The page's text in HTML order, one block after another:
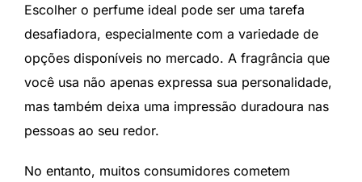
Escolher o perfume ideal pode ser uma tarefa
desafiadora, especialmente com a variedade de
opções disponíveis no mercado. A fragrância que
você usa não apenas expressa sua personalidade,
mas também deixa uma impressão duradoura nas
pessoas ao seu redor.
No entanto, muitos consumidores cometem